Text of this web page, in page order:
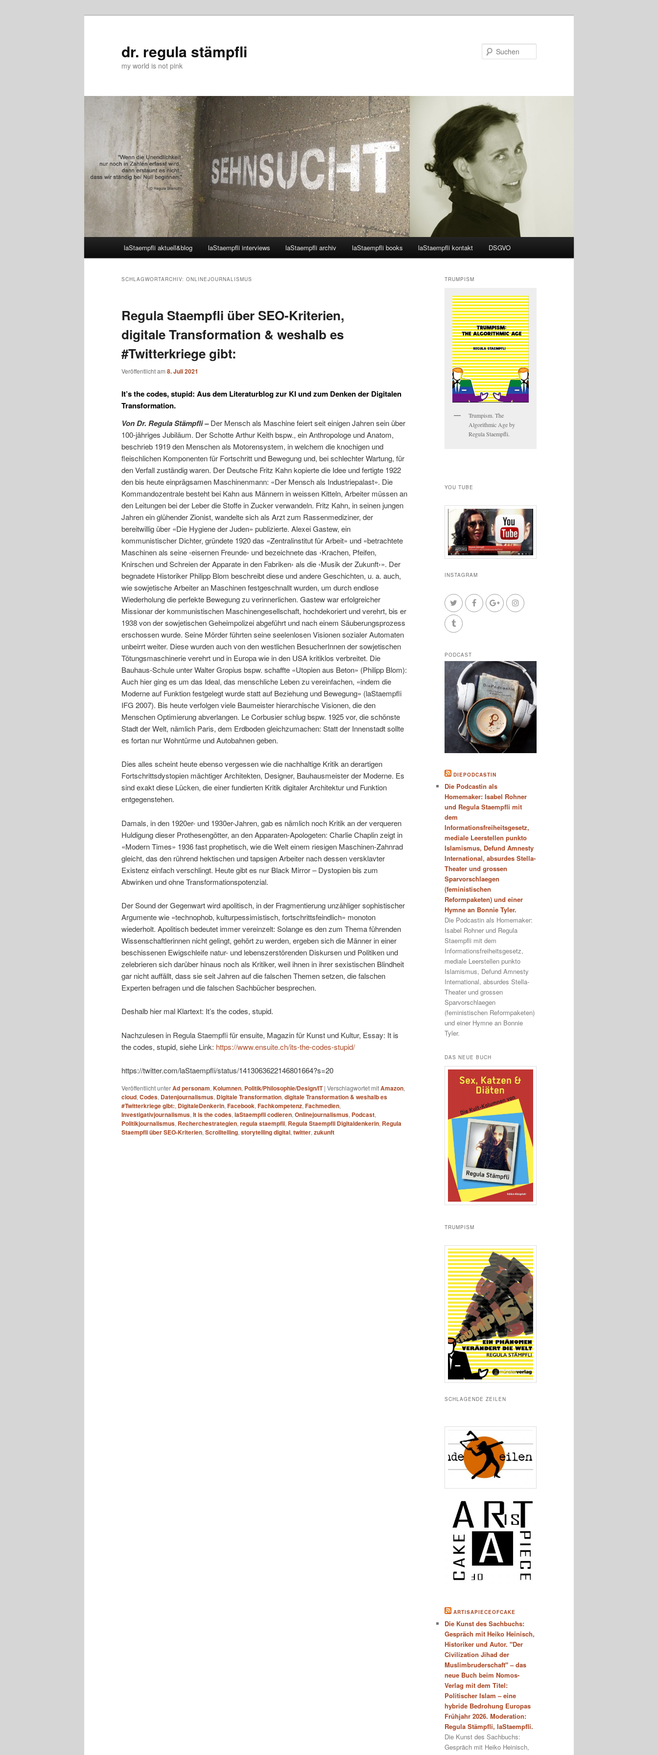
dr. regula stämpfli
my world is not pink
laStaempfli aktuell&blog laStaempfli interviews laStaempfli archiv laStaempfli books laStaempfli kontakt DSGVO
SCHLAGWORTARCHIV: ONLINEJOURNALISMUS
Regula Staempfli über SEO-Kriterien,
digitale Transformation & weshalb es
#Twitterkriege gibt:
Veröffentlicht am 8. Juli 2021
It’s the codes, stupid: Aus dem Literaturblog zur KI und zum Denken der Digitalen
Transformation.
Von Dr. Regula Stämpfli – Der Mensch als Maschine feiert seit einigen Jahren sein über
100-jähriges Jubiläum. Der Schotte Arthur Keith bspw., ein Anthropologe und Anatom,
beschrieb 1919 den Menschen als Motorensystem, in welchem die knochigen und
fleischlichen Komponenten für Fortschritt und Bewegung und, bei schlechter Wartung, für
den Verfall zuständig waren. Der Deutsche Fritz Kahn kopierte die Idee und fertigte 1922
den bis heute einprägsamen Maschinenmann: «Der Mensch als Industriepalast». Die
Kommandozentrale besteht bei Kahn aus Männern in weissen Kitteln, Arbeiter müssen an
den Leitungen bei der Leber die Stoffe in Zucker verwandeln. Fritz Kahn, in seinen jungen
Jahren ein glühender Zionist, wandelte sich als Arzt zum Rassenmediziner, der
bereitwillig über «Die Hygiene der Juden» publizierte. Alexei Gastew, ein
kommunistischer Dichter, gründete 1920 das «Zentralinstitut für Arbeit» und «betrachtete
Maschinen als seine ‹eisernen Freunde› und bezeichnete das ‹Krachen, Pfeifen,
Knirschen und Schreien der Apparate in den Fabriken› als die ‹Musik der Zukunft›». Der
begnadete Historiker Philipp Blom beschreibt diese und andere Geschichten, u. a. auch,
wie sowjetische Arbeiter an Maschinen festgeschnallt wurden, um durch endlose
Wiederholung die perfekte Bewegung zu verinnerlichen. Gastew war erfolgreicher
Missionar der kommunistischen Maschinengesellschaft, hochdekoriert und verehrt, bis er
1938 von der sowjetischen Geheimpolizei abgeführt und nach einem Säuberungsprozess
erschossen wurde. Seine Mörder führten seine seelenlosen Visionen sozialer Automaten
unbeirrt weiter. Diese wurden auch von den westlichen BesucherInnen der sowjetischen
Tötungsmaschinerie verehrt und in Europa wie in den USA kritiklos verbreitet. Die
Bauhaus-Schule unter Walter Gropius bspw. schaffte «Utopien aus Beton» (Philipp Blom):
Auch hier ging es um das Ideal, das menschliche Leben zu vereinfachen, «indem die
Moderne auf Funktion festgelegt wurde statt auf Beziehung und Bewegung» (laStaempfli
IFG 2007). Bis heute verfolgen viele Baumeister hierarchische Visionen, die den
Menschen Optimierung abverlangen. Le Corbusier schlug bspw. 1925 vor, die schönste
Stadt der Welt, nämlich Paris, dem Erdboden gleichzumachen: Statt der Innenstadt sollte
es fortan nur Wohntürme und Autobahnen geben.
Dies alles scheint heute ebenso vergessen wie die nachhaltige Kritik an derartigen
Fortschrittsdystopien mächtiger Architekten, Designer, Bauhausmeister der Moderne. Es
sind exakt diese Lücken, die einer fundierten Kritik digitaler Architektur und Funktion
entgegenstehen.
Damals, in den 1920er- und 1930er-Jahren, gab es nämlich noch Kritik an der verqueren
Huldigung dieser Prothesengötter, an den Apparaten-Apologeten: Charlie Chaplin zeigt in
«Modern Times» 1936 fast prophetisch, wie die Welt einem riesigen Maschinen-Zahnrad
gleicht, das den rührend hektischen und tapsigen Arbeiter nach dessen versklavter
Existenz einfach verschlingt. Heute gibt es nur Black Mirror – Dystopien bis zum
Abwinken und ohne Transformationspotenzial.
Der Sound der Gegenwart wird apolitisch, in der Fragmentierung unzähliger sophistischer
Argumente wie «technophob, kulturpessimistisch, fortschrittsfeindlich» monoton
wiederholt. Apolitisch bedeutet immer vereinzelt: Solange es den zum Thema führenden
Wissenschaftlerinnen nicht gelingt, gehört zu werden, ergeben sich die Männer in einer
beschissenen Ewigschleife natur- und lebenszerstörenden Diskursen und Politiken und
zelebrieren sich darüber hinaus noch als Kritiker, weil ihnen in ihrer sexistischen Blindheit
gar nicht auffällt, dass sie seit Jahren auf die falschen Themen setzen, die falschen
Experten befragen und die falschen Sachbücher besprechen.
Deshalb hier mal Klartext: It’s the codes, stupid.
Nachzulesen in Regula Staempfli für ensuite, Magazin für Kunst und Kultur, Essay: It is
the codes, stupid, siehe Link: https://www.ensuite.ch/its-the-codes-stupid/
https://twitter.com/laStaempfli/status/1413063622146801664?s=20
Veröffentlicht unterAd personam, Kolumnen, Politik/Philosophie/Design/IT | Verschlagwortet mitAmazon,
cloud, Codes, Datenjournalismus, Digitale Transformation, digitale Transformation & weshalb es
#Twitterkriege gibt:, DigitaleDenkerin, Facebook, Fachkompetenz, Fachmedien,
Investigativjournalismus, It is the codes, laStaempfli codieren, Onlinejournalismus, Podcast,
Politikjournalismus, Recherchestrategien, regula staempfli, Regula Staempfli Digitaldenkerin, Regula
Staempfli über SEO-Kriterien, Scrolltelling, storytelling digital, twitter, zukunft
TRUMPISM
Trumpism. The
Algorithmic Age by
Regula Staempfli.
YOU TUBE
INSTAGRAM
PODCAST
DIEPODCASTIN
Die Podcastin als
Homemaker: Isabel Rohner
und Regula Staempfli mit
dem
Informationsfreiheitsgesetz,
mediale Leerstellen punkto
Islamismus, Defund Amnesty
International, absurdes Stella-
Theater und grossen
Sparvorschlaegen
(feministischen
Reformpaketen) und einer
Hymne an Bonnie Tyler.
Die Podcastin als Homemaker:
Isabel Rohner und Regula
Staempfli mit dem
Informationsfreiheitsgesetz,
mediale Leerstellen punkto
Islamismus, Defund Amnesty
International, absurdes Stella-
Theater und grossen
Sparvorschlaegen
(feministischen Reformpaketen)
und einer Hymne an Bonnie
Tyler.
DAS NEUE BUCH
TRUMPISM
SCHLAGENDE ZEILEN
ARTISAPIECEOFCAKE
Die Kunst des Sachbuchs:
Gespräch mit Heiko Heinisch,
Historiker und Autor. "Der
Civilization Jihad der
Muslimbruderschaft" – das
neue Buch beim Nomos-
Verlag mit dem Titel:
Politischer Islam – eine
hybride Bedrohung Europas
Frühjahr 2026. Moderation:
Regula Stämpfli, laStaempfli.
Die Kunst des Sachbuchs:
Gespräch mit Heiko Heinisch,